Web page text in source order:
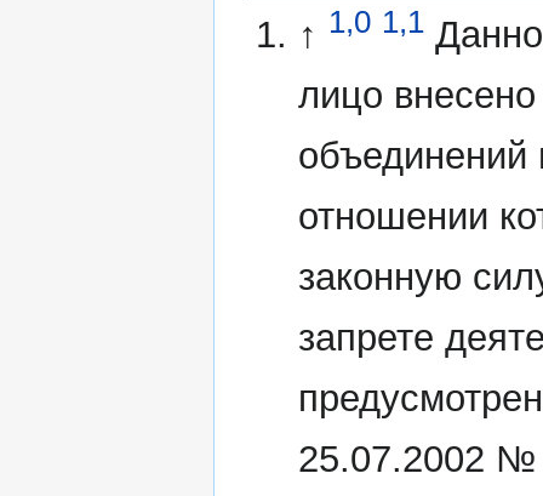
↑ 1,0 1,1
лицо
объединений
отношении
законную
запрете
25.07.2002 №